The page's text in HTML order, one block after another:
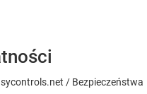
/ Bezpieczeństwa